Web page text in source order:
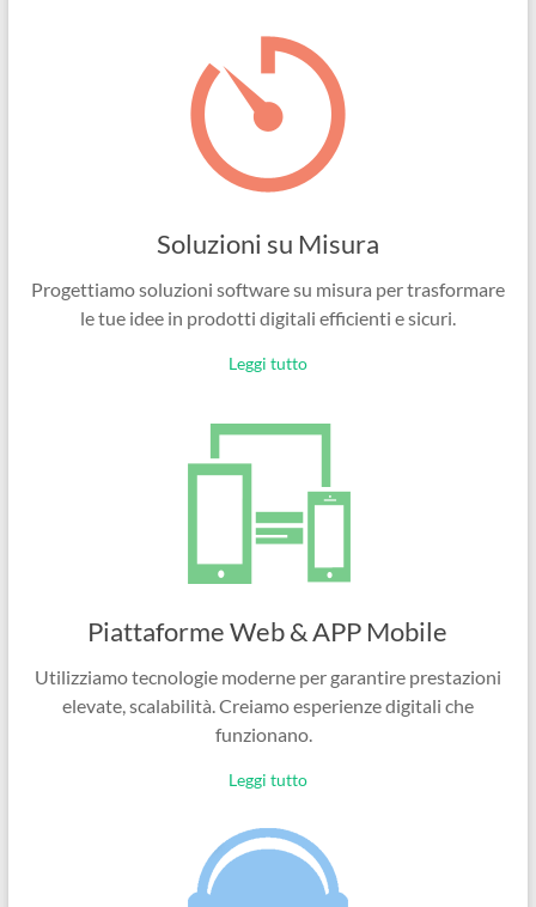
Soluzioni su Misura
Progettiamo soluzioni software su misura per trasformare
le tue idee in prodotti digitali efficienti e sicuri.
Leggi tutto
Piattaforme Web & APP Mobile
Utilizziamo tecnologie moderne per garantire prestazioni
elevate, scalabilità. Creiamo esperienze digitali che
funzionano.
Leggi tutto